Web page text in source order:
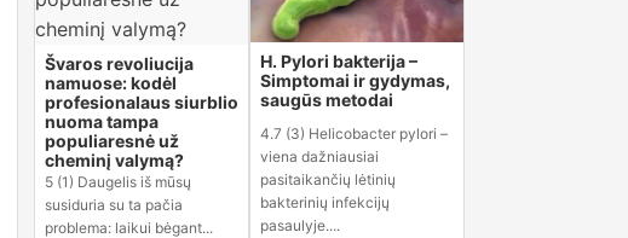
Švaros revoliucija
namuose: kodėl
profesionalaus siurblio
nuoma tampa
populiaresnė už
cheminį valymą?
5 (1) Daugelis iš mūsų
susiduria su ta pačia
problema: laikui bėgant...
H. Pylori bakterija –
Simptomai ir gydymas,
saugūs metodai
4.7 (3) Helicobacter pylori –
viena dažniausiai
pasitaikančių lėtinių
bakterinių infekcijų
pasaulyje....